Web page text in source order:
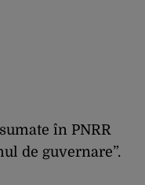
în PNRR
de guvernare”.